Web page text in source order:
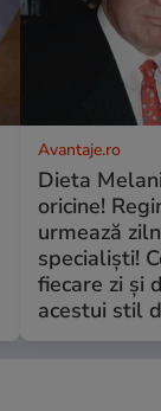
Avantaje.ro
Dieta
oricine!
urmează
specialiști!
fiecare zi și
acestui stil